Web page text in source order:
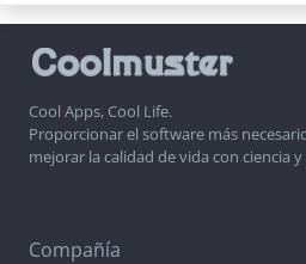
Cool Apps, Cool Life.
Proporcionar el software más
mejorar la calidad de vida con ciencia
Compañía